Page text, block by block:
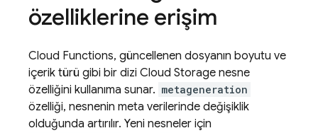
özelliklerine erişim
Cloud Functions, güncellenen dosyanın boyutu ve
içerik türü gibi bir dizi Cloud Storage nesne
özelliğini kullanıma sunar. metageneration
özelliği, nesnenin meta verilerinde değişiklik
olduğunda artırılır. Yeni nesneler için